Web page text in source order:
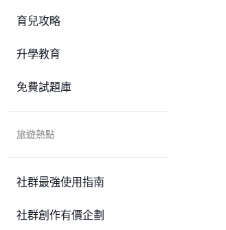
育兒攻略
升學教育
免費試題庫
旅遊熱點
社群最強使用指南
社群創作有價企劃